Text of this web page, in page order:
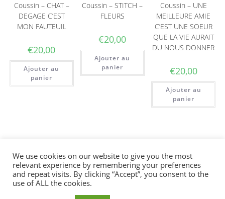
Bienvenue sur la boutique en ligne. La
livraison en France se fait via un point relais.
Coussin – CHAT –
DEGAGE C’EST
MON FAUTEUIL
€20,00
Ajouter au
panier
Coussin – STITCH –
FLEURS
€20,00
Ajouter au
panier
Coussin – UNE
MEILLEURE AMIE
C’EST UNE SOEUR
QUE LA VIE AURAIT
DU NOUS DONNER
€20,00
Ajouter au
panier
Conditions générales |Guide des tailles |Retours & livraisons |
Copyright © 2022 NAR6SIK | Propulsé par
We use cookies on our website to give you the most
relevant experience by remembering your preferences
and repeat visits. By clicking “Accept”, you consent to the
use of ALL the cookies.